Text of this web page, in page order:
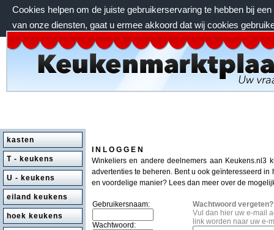
Cookies helpen om de juiste gebruikerservaring te hebben bij
van onze diensten, gaat u ermee akkoord dat wij cookies
maandag 10 augustus 2026, 05:02 uur
kasten
T - keukens
U - keukens
eiland keukens
hoek keukens
I N L O G G E N
Winkeliers en andere deelnemers aan Keukens.nl3
advertenties te beheren. Bent u ook geïnteresseerd
en voordelige manier? Lees dan meer over de
Gebruikersnaam:
Wachtwoord:
Wachtwoord vergeten?
Vul dan hier uw e-mail
link worden naar uw e-